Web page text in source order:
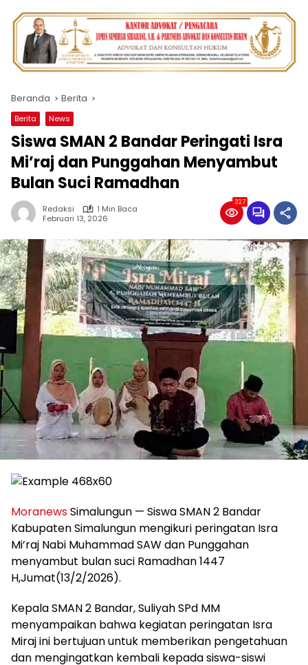
Beranda Berita
Berita News
‍Siswa SMAN 2 Bandar Peringati Isra
Mi’raj dan Punggahan Menyambut
Bulan Suci Ramadhan
Redaksi
1 Min Baca
Februari 13, 2026
327
MoranewsSimalungun — Siswa SMAN 2 Bandar
Kabupaten Simalungun mengikuri peringatan Isra
Mi’raj Nabi Muhammad SAW dan Punggahan
menyambut bulan suci Ramadhan 1447
H,Jumat(13/2/2026).
Kepala SMAN 2 Bandar, Suliyah SPd MM
menyampaikan bahwa kegiatan peringatan Isra
Miraj ini bertujuan untuk memberikan pengetahuan
dan mengingatkan kembali kepada siswa-siswi